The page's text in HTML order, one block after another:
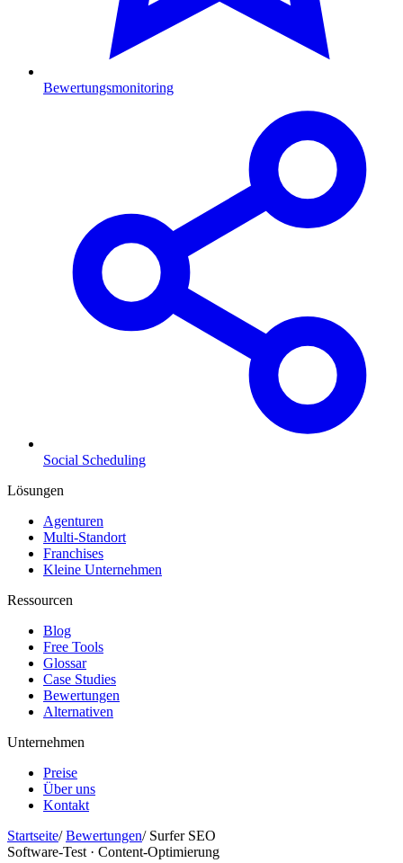
Bewertungsmonitoring
Social Scheduling
Lösungen
Agenturen
Multi-Standort
Franchises
Kleine Unternehmen
Ressourcen
Blog
Free Tools
Glossar
Case Studies
Bewertungen
Alternativen
Unternehmen
Preise
Über uns
Kontakt
Startseite/ Bewertungen/ Surfer SEO
Software-Test · Content-Optimierung